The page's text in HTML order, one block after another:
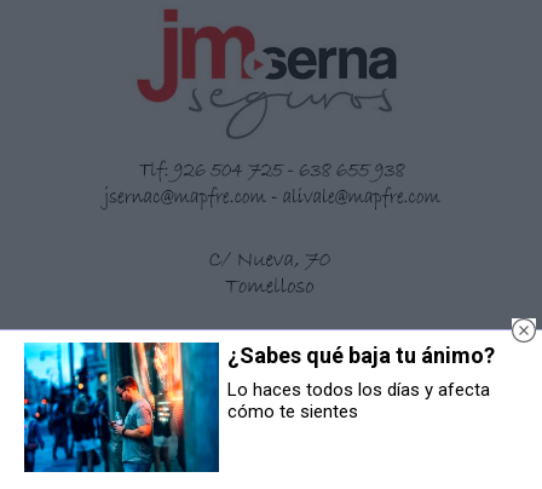
¿Sabes qué baja tu ánimo?
Lo haces todos los días y afecta
cómo te sientes